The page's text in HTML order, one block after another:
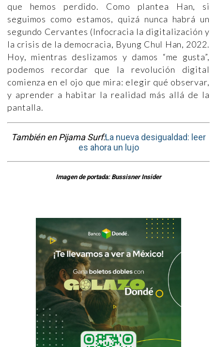
que hemos perdido. Como plantea Han, si
seguimos como estamos, quizá nunca habrá un
segundo Cervantes (Infocracia la digitalización y
la crisis de la democracia, Byung Chul Han, 2022.
Hoy, mientras deslizamos y damos “me gusta”,
podemos recordar que la revolución digital
comienza en el ojo que mira: elegir qué observar,
y aprender a habitar la realidad más allá de la
pantalla.
También en Pijama Surf:La nueva desigualdad: leer
es ahora un lujo
Imagen de portada: Bussisner Insider